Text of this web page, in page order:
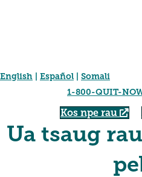
English | Español | Somali
1-800-QUIT-
Kos npe rau
Ua tsaug